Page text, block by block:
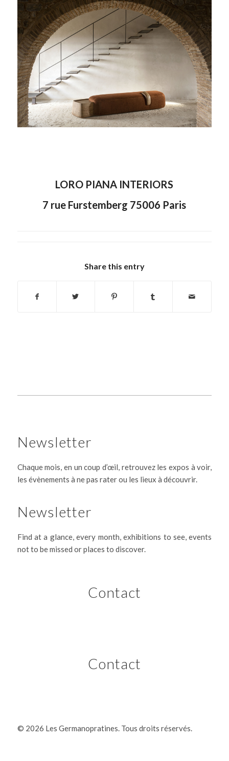
LORO PIANA INTERIORS
7 rue Furstemberg 75006 Paris
Share this entry
Newsletter
Chaque mois, en un coup d’œil, retrouvez les expos à voir,
les évènements à ne pas rater ou les lieux à découvrir.
Newsletter
Find at a glance, every month, exhibitions to see, events
not to be missed or places to discover.
Contact
Contact
© 2026 Les Germanopratines. Tous droits réservés.